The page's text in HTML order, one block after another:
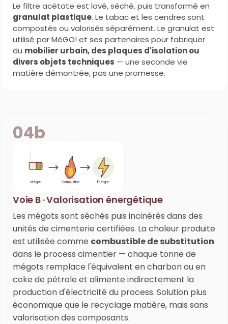
Le filtre acétate est lavé, séché, puis transformé en
granulat plastique. Le tabac et les cendres sont
compostés ou valorisés séparément. Le granulat est
utilisé par MéGO! et ses partenaires pour fabriquer
du mobilier urbain, des plaques d'isolation ou
divers objets techniques — une seconde vie
matière démontrée, pas une promesse.
04b
Mégot Combustion Énergie
Voie B · Valorisation énergétique
Les mégots sont séchés puis incinérés dans des
unités de cimenterie certifiées. La chaleur produite
est utilisée comme combustible de substitution
dans le process cimentier — chaque tonne de
mégots remplace l'équivalent en charbon ou en
coke de pétrole et alimente indirectement la
production d'électricité du process. Solution plus
économique que le recyclage matière, mais sans
valorisation des composants.